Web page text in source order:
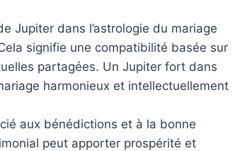
Jupiter dans l’astrologie du mariage
signifie une compatibilité basée sur
partagées. Un Jupiter fort dans
harmonieux et intellectuellement
aux bénédictions et à la bonne
peut apporter prospérité et